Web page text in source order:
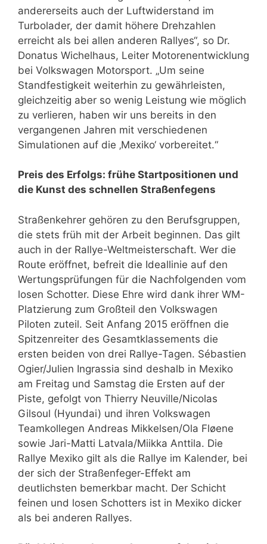
andererseits auch der Luftwiderstand im
Turbolader, der damit höhere Drehzahlen
erreicht als bei allen anderen Rallyes“, so Dr.
Donatus Wichelhaus, Leiter Motorenentwicklung
bei Volkswagen Motorsport. „Um seine
Standfestigkeit weiterhin zu gewährleisten,
gleichzeitig aber so wenig Leistung wie möglich
zu verlieren, haben wir uns bereits in den
vergangenen Jahren mit verschiedenen
Simulationen auf die ‚Mexiko‘ vorbereitet.“
Preis des Erfolgs: frühe Startpositionen und
die Kunst des schnellen Straßenfegens
Straßenkehrer gehören zu den Berufsgruppen,
die stets früh mit der Arbeit beginnen. Das gilt
auch in der Rallye-Weltmeisterschaft. Wer die
Route eröffnet, befreit die Ideallinie auf den
Wertungsprüfungen für die Nachfolgenden vom
losen Schotter. Diese Ehre wird dank ihrer WM-
Platzierung zum Großteil den Volkswagen
Piloten zuteil. Seit Anfang 2015 eröffnen die
Spitzenreiter des Gesamtklassements die
ersten beiden von drei Rallye-Tagen. Sébastien
Ogier/Julien Ingrassia sind deshalb in Mexiko
am Freitag und Samstag die Ersten auf der
Piste, gefolgt von Thierry Neuville/Nicolas
Gilsoul (Hyundai) und ihren Volkswagen
Teamkollegen Andreas Mikkelsen/Ola Fløene
sowie Jari-Matti Latvala/Miikka Anttila. Die
Rallye Mexiko gilt als die Rallye im Kalender, bei
der sich der Straßenfeger-Effekt am
deutlichsten bemerkbar macht. Der Schicht
feinen und losen Schotters ist in Mexiko dicker
als bei anderen Rallyes.